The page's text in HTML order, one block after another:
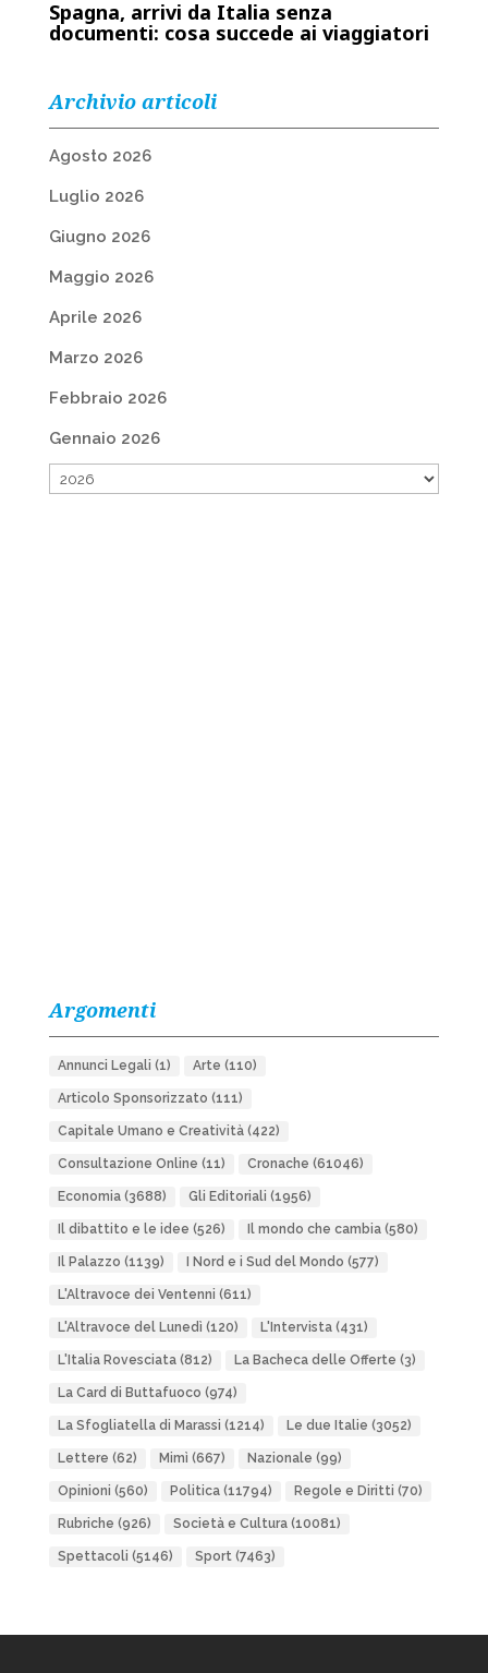
Spagna, arrivi da Italia senza
documenti: cosa succede ai viaggiatori
Archivio articoli
Agosto 2026
Luglio 2026
Giugno 2026
Maggio 2026
Aprile 2026
Marzo 2026
Febbraio 2026
Gennaio 2026
Argomenti
Annunci Legali (1) Arte (110)
Articolo Sponsorizzato (111)
Capitale Umano e Creatività(422)
Consultazione Online (11) Cronache (61046)
Economia(3688) Gli Editoriali (1956)
Il dibattito e le idee (526) Il mondo che cambia(580)
Il Palazzo (1139) I Nord e i Sud del Mondo (577)
L'Altravoce dei Ventenni (611)
L'Altravoce del Lunedì (120) L'Intervista(431)
L'Italia Rovesciata(812) La Bacheca delle Offerte (3)
La Card di Buttafuoco (974)
La Sfogliatella di Marassi (1214) Le due Italie (3052)
Lettere (62) Mimì (667) Nazionale (99)
Opinioni (560) Politica(11794) Regole e Diritti (70)
Rubriche (926) Società e Cultura(10081)
Spettacoli (5146) Sport(7463)